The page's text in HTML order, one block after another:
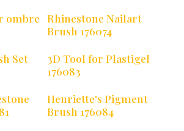
ombre Rhinestone Nailart
Brush 176074
Set
3D Tool for Plastigel
176083
Henriette's Pigment
Brush 176084